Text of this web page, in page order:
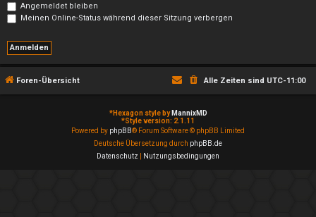
Angemeldet bleiben
Meinen Online-Status während dieser Sitzung verbergen
Foren-Übersicht Alle Zeiten sind UTC-11:00
*Hexagon style by MannixMD
*Style version: 2.1.11
Powered by phpBB® Forum Software © phpBB Limited
Deutsche Übersetzung durch phpBB.de
Datenschutz
Nutzungsbedingungen